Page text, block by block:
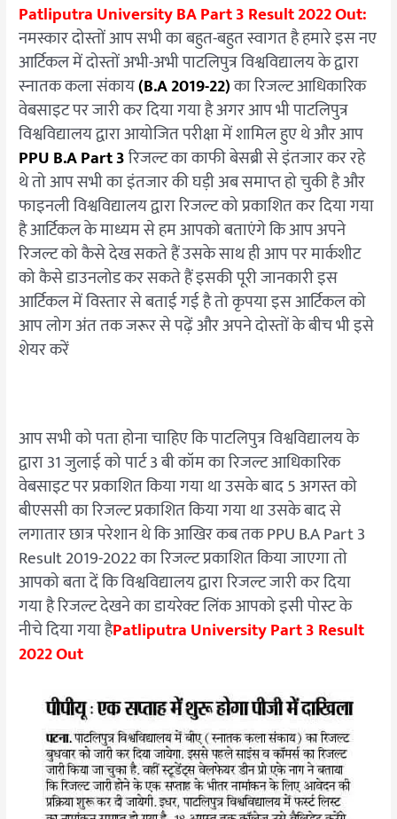
Patliputra University BA Part 3 Result 2022 Out:
नमस्कार दोस्तों आप सभी का बहुत-बहुत स्वागत है हमारे इस नए
आर्टिकल में दोस्तों अभी-अभी पाटलिपुत्र विश्वविद्यालय के द्वारा
स्नातक कला संकाय(B.A 2019-22)का रिजल्ट आधिकारिक
वेबसाइट पर जारी कर दिया गया है अगर आप भी पाटलिपुत्र
विश्वविद्यालय द्वारा आयोजित परीक्षा में शामिल हुए थे और आप
PPU B.A Part 3रिजल्ट का काफी बेसब्री से इंतजार कर रहे
थे तो आप सभी का इंतजार की घड़ी अब समाप्त हो चुकी है और
फाइनली विश्वविद्यालय द्वारा रिजल्ट को प्रकाशित कर दिया गया
है आर्टिकल के माध्यम से हम आपको बताएंगे कि आप अपने
रिजल्ट को कैसे देख सकते हैं उसके साथ ही आप पर मार्कशीट
को कैसे डाउनलोड कर सकते हैं इसकी पूरी जानकारी इस
आर्टिकल में विस्तार से बताई गई है तो कृपया इस आर्टिकल को
आप लोग अंत तक जरूर से पढ़ें और अपने दोस्तों के बीच भी इसे
शेयर करें
आप सभी को पता होना चाहिए कि पाटलिपुत्र विश्वविद्यालय के
द्वारा 31 जुलाई को पार्ट 3 बी कॉम का रिजल्ट आधिकारिक
वेबसाइट पर प्रकाशित किया गया था उसके बाद 5 अगस्त को
बीएससी का रिजल्ट प्रकाशित किया गया था उसके बाद से
लगातार छात्र परेशान थे कि आखिर कब तक PPU B.A Part 3
Result 2019-2022 का रिजल्ट प्रकाशित किया जाएगा तो
आपको बता दें कि विश्वविद्यालय द्वारा रिजल्ट जारी कर दिया
गया है रिजल्ट देखने का डायरेक्ट लिंक आपको इसी पोस्ट के
नीचे दिया गया हैPatliputra University Part 3 Result
2022 Out